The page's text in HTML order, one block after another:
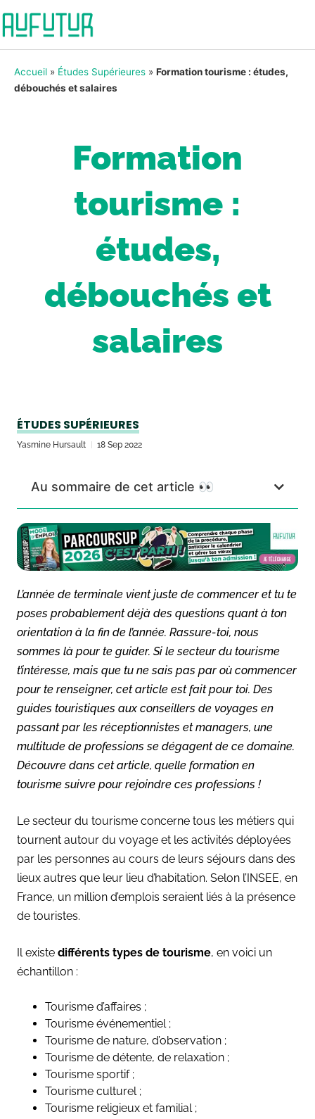
Accueil » Études Supérieures » Formation tourisme : études,
débouchés et salaires
Formation
tourisme :
études,
débouchés et
salaires
ÉTUDES SUPÉRIEURES
Yasmine Hursault 18 Sep 2022
Au sommaire de cet article 👀
L’année de terminale vient juste de commencer et tu te
poses probablement déjà des questions quant à ton
orientation à la fin de l’année. Rassure-toi, nous
sommes là pour te guider. Si le secteur du tourisme
t’intéresse, mais que tu ne sais pas par où commencer
pour te renseigner, cet article est fait pour toi. Des
guides touristiques aux conseillers de voyages en
passant par les réceptionnistes et managers, une
multitude de professions se dégagent de ce domaine.
Découvre dans cet article, quelle formation en
tourisme suivre pour rejoindre ces professions !
Le secteur du tourisme concerne tous les métiers qui
tournent autour du voyage et les activités déployées
par les personnes au cours de leurs séjours dans des
lieux autres que leur lieu d’habitation. Selon l’INSEE, en
France, un million d’emplois seraient liés à la présence
de touristes.
Il existe différents types de tourisme, en voici un
échantillon :
Tourisme d’affaires ;
Tourisme événementiel ;
Tourisme de nature, d’observation ;
Tourisme de détente, de relaxation ;
Tourisme sportif ;
Tourisme culturel ;
Tourisme religieux et familial ;